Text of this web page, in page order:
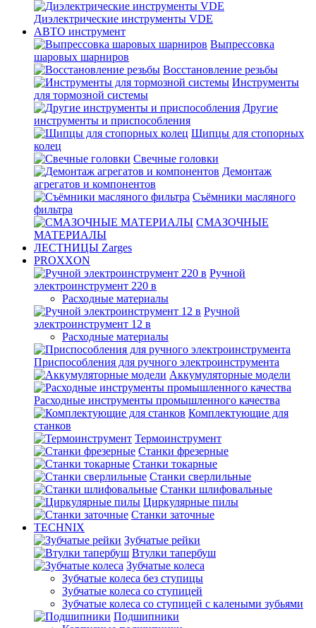
Диэлектрические инструменты VDE
АВТО инструмент
Выпрессовка
шаровых шарниров
Восстановление резьбы
Инструменты
для тормозной системы
Другие
инструменты и приспособления
Щипцы для стопорных
колец
Свечные головки
Демонтаж
агрегатов и компонентов
Съёмники масляного
фильтра
СМАЗОЧНЫЕ
МАТЕРИАЛЫ
ЛЕСТНИЦЫ Zarges
PROXXON
Ручной
электроинструмент 220 в
Расходные материалы
Ручной
электроинструмент 12 в
Расходные материалы
Приспособления для ручного электроинструмента
Аккумуляторные модели
Расходные инструменты промышленного качества
Комплектующие для
станков
Термоинструмент
Станки фрезерные
Станки токарные
Станки сверлильные
Станки шлифовальные
Циркулярные пилы
Станки заточные
TECHNIX
Зубчатые рейки
Втулки тапербуш
Зубчатые колеса
Зубчатые колеса без ступицы
Зубчатые колеса со ступицей
Зубчатые колеса со ступицей с калеными зубьями
Подшипники